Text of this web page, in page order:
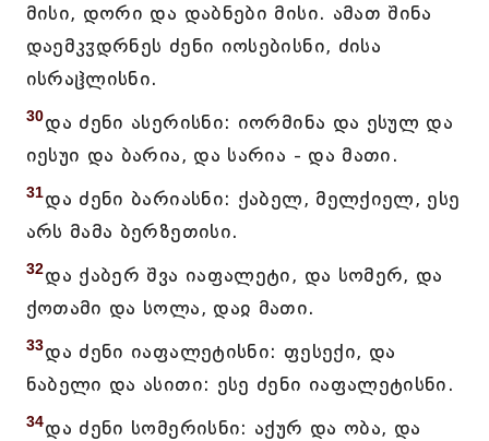
მისი, დორი და დაბნები მისი. ამათ შინა
დაემკჳდრნეს ძენი იოსებისნი, ძისა
ისრაჱლისნი.
30და ძენი ასერისნი: იორმინა და ესულ და
იესუი და ბარია, და სარია - და მათი.
31და ძენი ბარიასნი: ქაბელ, მელქიელ, ესე
არს მამა ბერზეთისი.
32და ქაბერ შვა იაფალეტი, და სომერ, და
ქოთამი და სოლა, დაჲ მათი.
33და ძენი იაფალეტისნი: ფესექი, და
ნაბელი და ასითი: ესე ძენი იაფალეტისნი.
34და ძენი სომერისნი: აქურ და ობა, და